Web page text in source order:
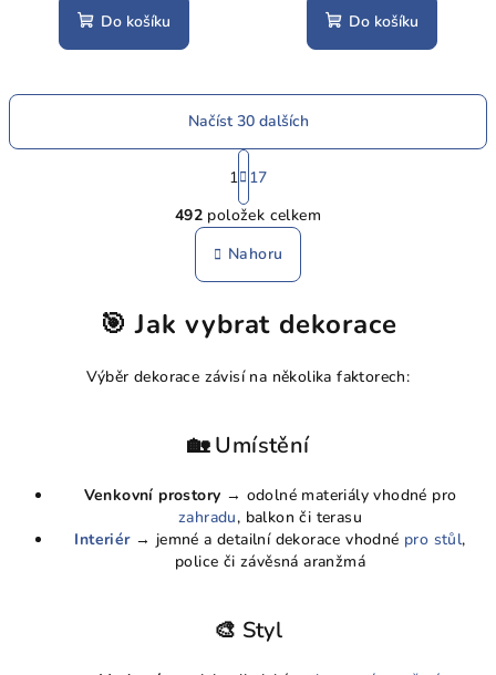
Do košíku Do košíku
O
v
l
á
a
í
v
y
v
ý
s
Načíst 30 dalších
S
t
r
á
n
k
o
á
í
1 17
492 položek celkem
Nahoru
🎯 Jak vybrat dekorace
Výběr dekorace závisí na několika faktorech:
🏡 Umístění
Venkovní prostory → odolné materiály vhodné pro
zahradu, balkon či terasu
Interiér→ jemné a detailní dekorace vhodné pro stůl,
police či závěsná aranžmá
🎨 Styl